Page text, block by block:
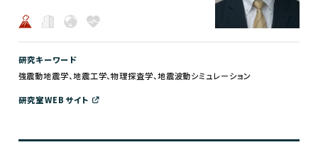
研究キーワード
強震動地震学、地震工学、物理探査学、地震波動シミュレーション
研究室WEBサイト